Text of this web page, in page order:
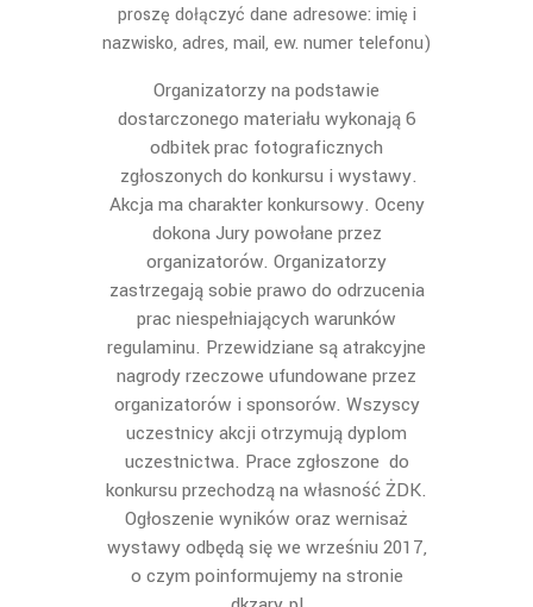
proszę dołączyć dane adresowe: imię i
nazwisko, adres, mail, ew. numer telefonu)
Organizatorzy na podstawie
dostarczonego materiału wykonają 6
odbitek prac fotograficznych
zgłoszonych do konkursu i wystawy.
Akcja ma charakter konkursowy. Oceny
dokona Jury powołane przez
organizatorów. Organizatorzy
zastrzegają sobie prawo do odrzucenia
prac niespełniających warunków
regulaminu. Przewidziane są atrakcyjne
nagrody rzeczowe ufundowane przez
organizatorów i sponsorów. Wszyscy
uczestnicy akcji otrzymują dyplom
uczestnictwa. Prace zgłoszone do
konkursu przechodzą na własność ŻDK.
Ogłoszenie wyników oraz wernisaż
wystawy odbędą się we wrześniu 2017,
o czym poinformujemy na stronie